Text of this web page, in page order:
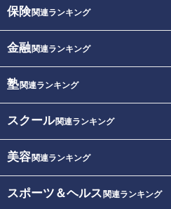
保険関連ランキング
金融関連ランキング
塾関連ランキング
スクール関連ランキング
美容関連ランキング
スポーツ＆ヘルス 関連ランキング